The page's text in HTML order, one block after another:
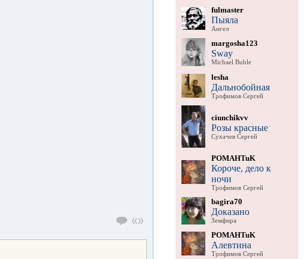
fulmaster
Пыяла
Аигел
margosha123
Sway
Michael Buble
lesha
Дальнобойная
Трофимов Сергей
ciunchikvv
Розы красные
Сухачев Сергей
POMAHTuK
Короче, дело к
ночи
Трофимов Сергей
bagira70
Доказано
Земфира
POMAHTuK
Алевтина
Трофимов Сергей